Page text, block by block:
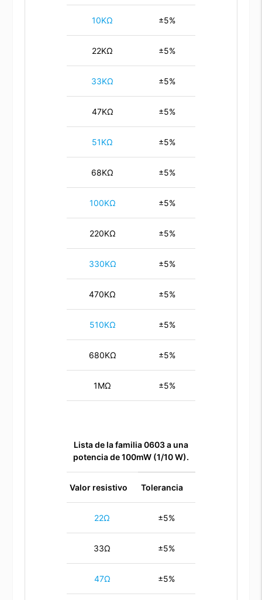
10KΩ ±5%
22KΩ ±5%
33KΩ ±5%
47KΩ ±5%
51KΩ ±5%
68KΩ ±5%
100KΩ ±5%
220KΩ ±5%
330KΩ ±5%
470KΩ ±5%
510KΩ ±5%
680KΩ ±5%
1MΩ ±5%
Lista de la familia 0603 a una
potencia de 100mW (1/10 W).
Valor resistivo Tolerancia
22Ω ±5%
33Ω ±5%
47Ω ±5%